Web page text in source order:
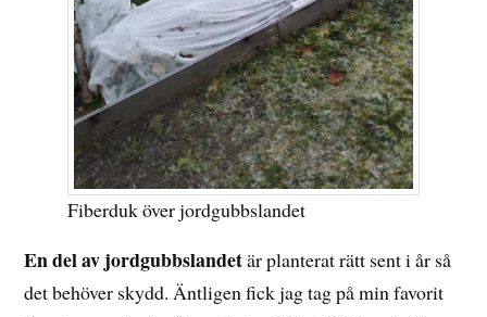
Fiberduk över jordgubbslandet
En del av jordgubbslandetär planterat rätt sent i år så
det behöver skydd. Äntligen fick jag tag på min favorit